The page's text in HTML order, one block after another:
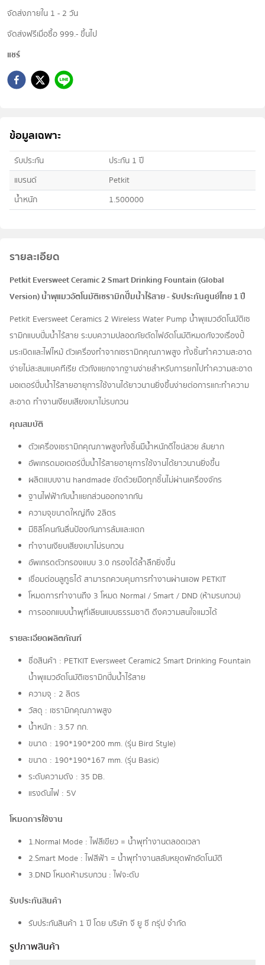
จัดส่งภายใน 1 - 2 วัน
จัดส่งฟรีเมื่อซื้อ 999.- ขึ้นไป
แชร์
ข้อมูลเฉพาะ
รับประกัน
ประกัน 1 ปี
แบรนด์
Petkit
น้ำหนัก
1.500000
รายละเอียด
Petkit Eversweet Ceramic 2 Smart Drinking Fountain (Global
Version) น้ำพุแมวอัตโนมัติเซรามิกปั๊มน้ำไร้สาย - รับประกันศูนย์ไทย 1 ปี
Petkit Eversweet Ceramics 2 Wireless Water Pump น้ำพุแมวอัตโนมัติเซ
รามิกแบบปั๊มน้ำไร้สาย ระบบความปลอดภัยตัดไฟอัตโนมัติหมดกังวงเรื่องปั้
มระเบิดและไฟไหม้ ตัวเครื่องทำจากเซรามิกคุณภาพสูง ทั้งชิ้นทำความสะอาด
ง่ายไม่สะสมแบคทีเรีย ตัวถังแยกจากฐานง่ายสำหรับการยกไปทำความสะอาด
มอเตอร์ปั๊มน้ำไร้สายอายุการใช้งานได้ยาวนานยิ่งขึ้นง่ายต่อการแกะทำความ
สะอาด ทำงานเงียบเสียงเบาไม่รบกวน
คุณสมบัติ
ตัวเครื่องเซรามิกคุณภาพสูงทั้งชิ้นมีน้ำหนักดีไซน์สวย ล้มยาก
อัพเกรดมอเตอร์ปั๊มน้ำไร้สายอายุการใช้งานได้ยาวนานยิ่งขึ้น
ผลิตแบบงาน handmade ขัดด้วยมือทุกชิ้นไม่ผ่านเครื่องจักร
ฐานไฟฟ้ากับน้ำแยกส่วนออกจากกัน
ความจุขนาดใหญ่ถึง 2ลิตร
มีซิลิโคนกันลื่นป้องกันการล้มและแตก
ทำงานเงียบเสียงเบาไม่รบกวน
อัพเกรดตัวกรองแบบ 3.0 กรองได้ล้ำลึกยิ่งขึ้น
เชื่อมต่อบลูทูธได้ สามารถควบคุมการทำงานผ่านแอพ PETKIT
โหมดการทำงานถึง 3 โหมด Normal / Smart / DND (ห้ามรบกวน)
การออกแบบน้ำพุที่เลียนแบบธรรมชาติ ดึงความสนใจแมวได้
รายละเอียดผลิตภัณฑ์
ชื่อสินค้า : PETKIT Eversweet Ceramic2 Smart Drinking Fountain
น้ำพุแมวอัตโนมัติเซรามิกปั๊มน้ำไร้สาย
ความจุ : 2 ลิตร
วัสดุ : เซรามิกคุณภาพสูง
น้ำหนัก : 3.57 กก.
ขนาด : 190*190*200 mm. (รุ่น Bird Style)
ขนาด : 190*190*167 mm. (รุ่น Basic)
ระดับความดัง : 35 DB.
แรงดันไฟ : 5V
โหมดการใช้งาน
1.Normal Mode : ไฟสีเขียว = น้ำพุทำงานตลอดเวลา
2.Smart Mode : ไฟสีฟ้า = น้ำพุทำงานสลับหยุดพักอัตโนมัติ
3.DND โหมดห้ามรบกวน : ไฟจะดับ
รับประกันสินค้า
รับประกันสินค้า 1 ปี โดย บริษัท จี ยู ซี กรุ๊ป จำกัด
รูปภาพสินค้า